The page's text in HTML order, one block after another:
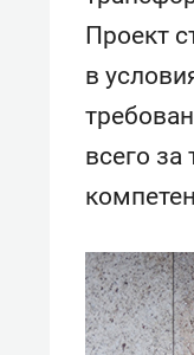
Проект
в
всего